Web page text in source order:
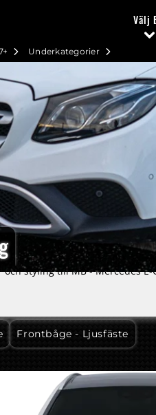
Välj
Underkategorier
styling till MB - Mercedes
E-Class 2017+
Frontbåge - Ljusfäste